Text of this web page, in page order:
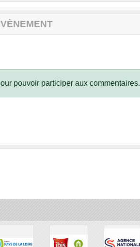
pouvoir participer aux commentaires.